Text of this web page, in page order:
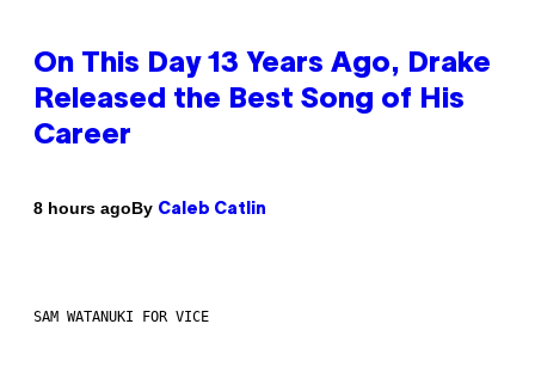
On This Day 13 Years Ago, Drake
Released the Best Song of His
Career
8 hours agoBy Caleb Catlin
SAM WATANUKI FOR VICE